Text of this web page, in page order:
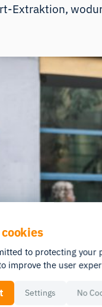
Extraktion,
to protecting your
improve the user
Settings No